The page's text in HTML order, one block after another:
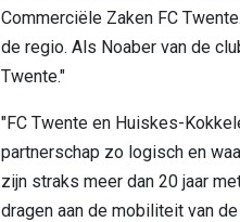
Commerciële Zaken FC
de regio. Als Noaber van de
Twente."
"FC Twente en Huiskes-
partnerschap zo logisch en
zijn straks meer dan 20 jaar
dragen aan de mobiliteit van